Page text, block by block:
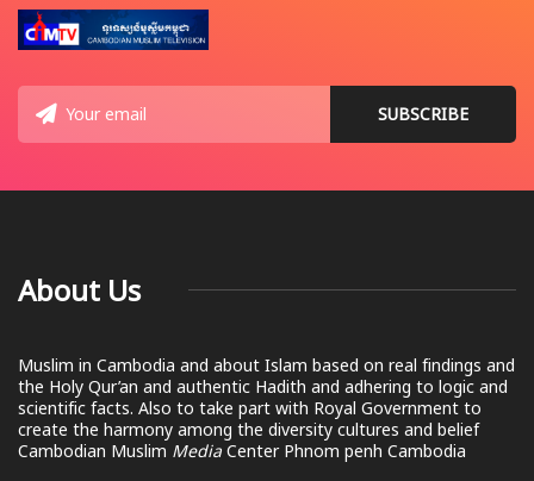
About Us
Muslim in Cambodia and about Islam based on real findings and
the Holy Qur’an and authentic Hadith and adhering to logic and
scientific facts. Also to take part with Royal Government to
create the harmony among the diversity cultures and belief
Cambodian Muslim Media Center Phnom penh Cambodia